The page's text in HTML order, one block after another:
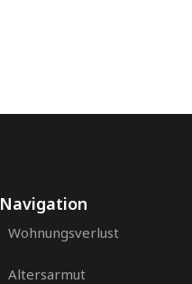
Navigation
Wohnungsverlust
Altersarmut